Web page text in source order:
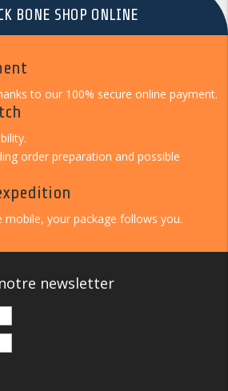
BONE SHOP ONLINE
to our 100% secure online payment.
order preparation and possible
mobile, your package follows you.
newsletter